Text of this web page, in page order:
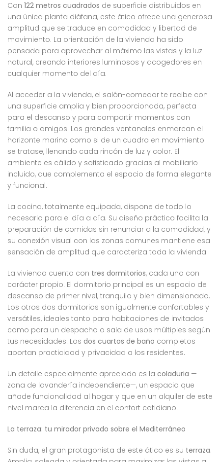
Con 122 metros cuadrados de superficie distribuidos en
una única planta diáfana, este ático ofrece una generosa
amplitud que se traduce en comodidad y libertad de
movimiento. La orientación de la vivienda ha sido
pensada para aprovechar al máximo las vistas y la luz
natural, creando interiores luminosos y acogedores en
cualquier momento del día.
Al acceder a la vivienda, el salón-comedor te recibe con
una superficie amplia y bien proporcionada, perfecta
para el descanso y para compartir momentos con
familia o amigos. Los grandes ventanales enmarcan el
horizonte marino como si de un cuadro en movimiento
se tratase, llenando cada rincón de luz y color. El
ambiente es cálido y sofisticado gracias al mobiliario
incluido, que complementa el espacio de forma elegante
y funcional.
La cocina, totalmente equipada, dispone de todo lo
necesario para el día a día. Su diseño práctico facilita la
preparación de comidas sin renunciar a la comodidad, y
su conexión visual con las zonas comunes mantiene esa
sensación de amplitud que caracteriza toda la vivienda.
La vivienda cuenta con tres dormitorios, cada uno con
carácter propio. El dormitorio principal es un espacio de
descanso de primer nivel, tranquilo y bien dimensionado.
Los otros dos dormitorios son igualmente confortables y
versátiles, ideales tanto para habitaciones de invitados
como para un despacho o sala de usos múltiples según
tus necesidades. Los dos cuartos de baño completos
aportan practicidad y privacidad a los residentes.
Un detalle especialmente apreciado es la coladuria —
zona de lavandería independiente—, un espacio que
añade funcionalidad al hogar y que en un alquiler de este
nivel marca la diferencia en el confort cotidiano.
La terraza: tu mirador privado sobre el Mediterráneo
Sin duda, el gran protagonista de este ático es su terraza.